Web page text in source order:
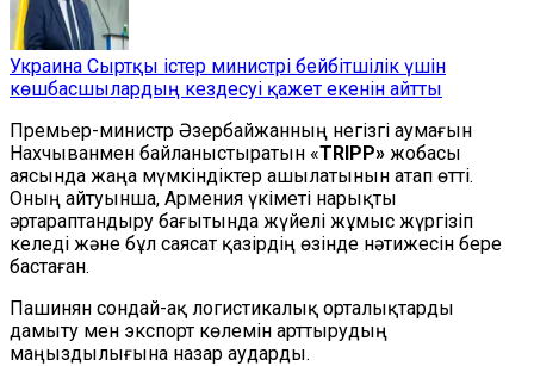
Украина Сыртқы істер министрі бейбітшілік үшін
көшбасшылардың кездесуі қажет екенін айтты
Премьер-министр Әзербайжанның негізгі аумағын
Нахчыванмен байланыстыратын «TRIPP» жобасы
аясында жаңа мүмкіндіктер ашылатынын атап өтті.
Оның айтуынша, Армения үкіметі нарықты
әртараптандыру бағытында жүйелі жұмыс жүргізіп
келеді және бұл саясат қазірдің өзінде нәтижесін бере
бастаған.
Пашинян сондай-ақ логистикалық орталықтарды
дамыту мен экспорт көлемін арттырудың
маңыздылығына назар аударды.